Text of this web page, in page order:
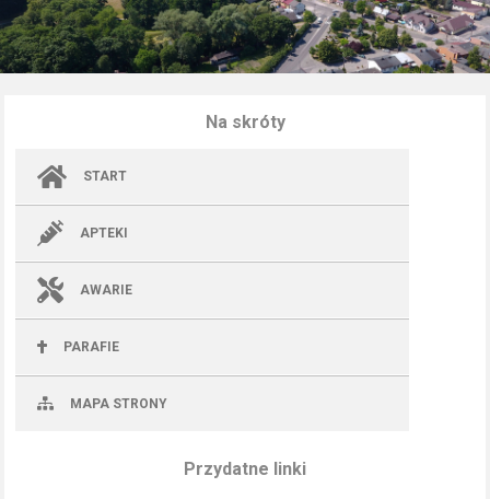
Na skróty
START
APTEKI
AWARIE
PARAFIE
MAPA STRONY
Przydatne linki